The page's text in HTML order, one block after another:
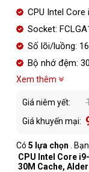
CPU Intel Core
Socket:
Số lõi/luồng:
Bộ nhớ đệm:
Xem thêm
Giá niêm yết:
Giá khuyến mại:
Có 5 lựa chọn
.
CPU Intel Core
30M Cache,